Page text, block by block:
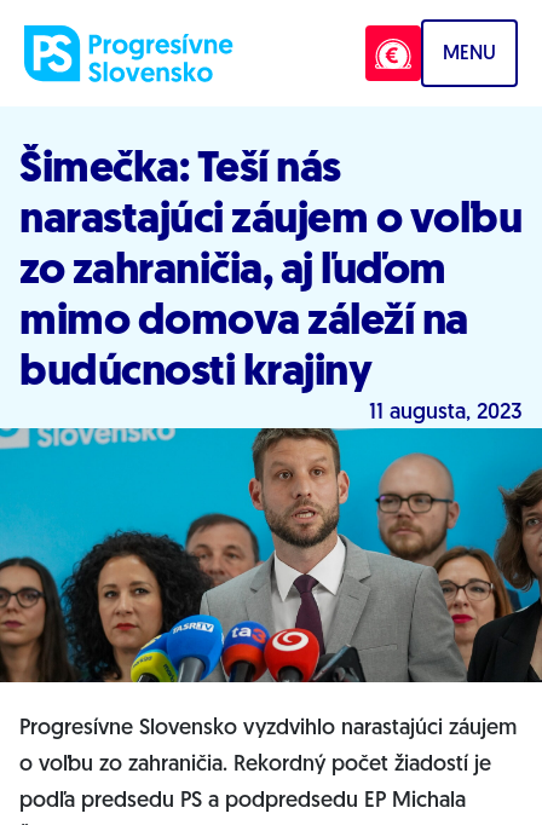
MENU
Šimečka: Teší nás
narastajúci záujem o voľbu
zo zahraničia, aj ľuďom
mimo domova záleží na
budúcnosti krajiny
11 augusta, 2023
Progresívne Slovensko vyzdvihlo narastajúci záujem
o voľbu zo zahraničia. Rekordný počet žiadostí je
podľa predsedu PS a podpredsedu EP Michala